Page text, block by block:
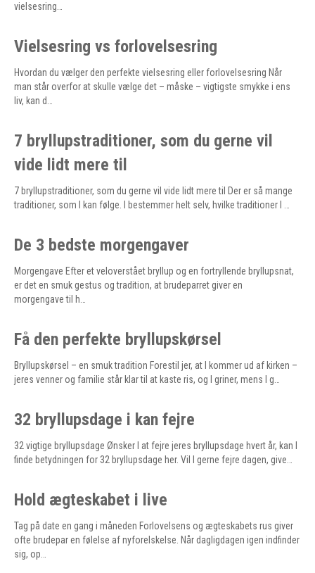
vielsesring…
Vielsesring vs forlovelsesring
Hvordan du vælger den perfekte vielsesring eller forlovelsesring Når
man står overfor at skulle vælge det – måske – vigtigste smykke i ens
liv, kan d…
7 bryllupstraditioner, som du gerne vil
vide lidt mere til
7 bryllupstraditioner, som du gerne vil vide lidt mere til Der er så mange
traditioner, som I kan følge. I bestemmer helt selv, hvilke traditioner I …
De 3 bedste morgengaver
Morgengave Efter et veloverstået bryllup og en fortryllende bryllupsnat,
er det en smuk gestus og tradition, at brudeparret giver en
morgengave til h…
Få den perfekte bryllupskørsel
Bryllupskørsel – en smuk tradition Forestil jer, at I kommer ud af kirken –
jeres venner og familie står klar til at kaste ris, og I griner, mens I g…
32 bryllupsdage i kan fejre
32 vigtige bryllupsdage Ønsker I at fejre jeres bryllupsdage hvert år, kan I
finde betydningen for 32 bryllupsdage her. Vil I gerne fejre dagen, give…
Hold ægteskabet i live
Tag på date en gang i måneden Forlovelsens og ægteskabets rus giver
ofte brudepar en følelse af nyforelskelse. Når dagligdagen igen indfinder
sig, op…